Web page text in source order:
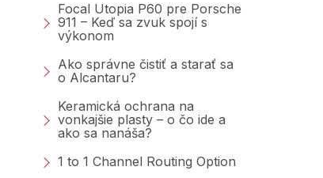
Focal Utopia P60 pre Porsche
911 – Keď sa zvuk spojí s
výkonom
Ako správne čistiť a starať sa
o Alcantaru?
Keramická ochrana na
vonkajšie plasty – o čo ide a
ako sa nanáša?
1 to 1 Channel Routing Option